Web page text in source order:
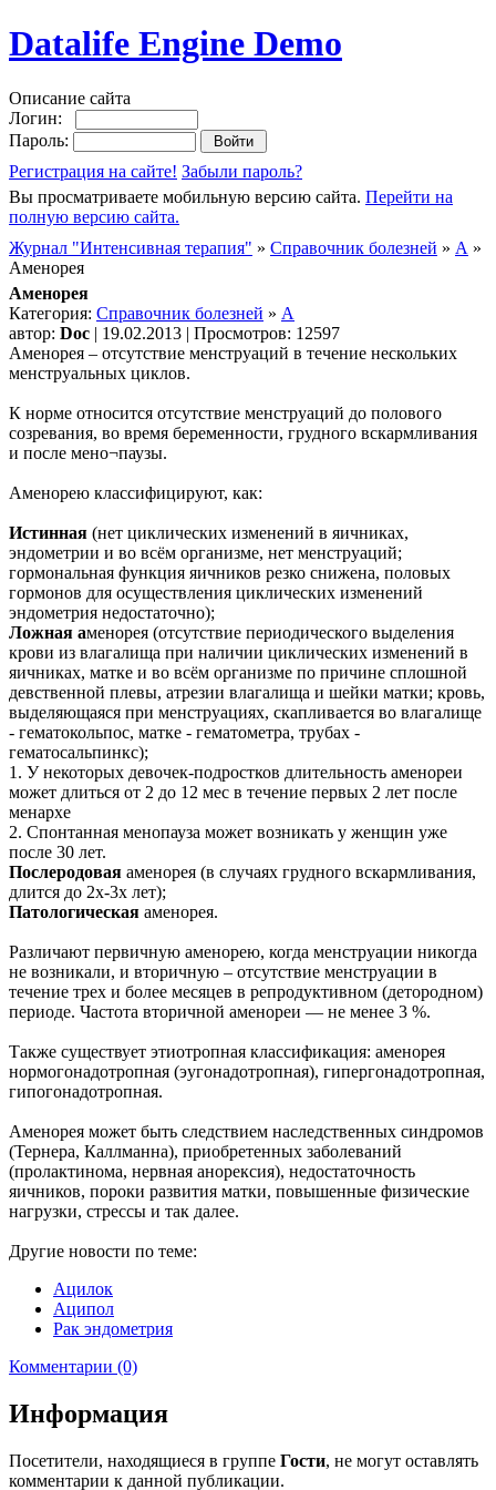
Datalife Engine Demo
Описание сайта
Логин:
Пароль:
Регистрация на сайте! Забыли пароль?
Вы просматриваете мобильную версию сайта. Перейти на
полную версию сайта.
Журнал "Интенсивная терапия" » Справочник болезней » А »
Аменорея
Аменорея
Категория: Справочник болезней » А
автор: Doc | 19.02.2013 | Просмотров: 12597
Аменорея – отсутствие менструаций в течение нескольких
менструальных циклов.
К норме относится отсутствие менструаций до полового
созревания, во время беременности, грудного вскармливания
и после мено¬паузы.
Аменорею классифицируют, как:
Истинная (нет циклических изменений в яичниках,
эндометрии и во всём организме, нет менструаций;
гормональная функция яичников резко снижена, половых
гормонов для осуществления циклических изменений
эндометрия недостаточно);
Ложная аменорея (отсутствие периодического выделения
крови из влагалища при наличии циклических изменений в
яичниках, матке и во всём организме по причине сплошной
девственной плевы, атрезии влагалища и шейки матки; кровь,
выделяющаяся при менструациях, скапливается во влагалище
- гематокольпос, матке - гематометра, трубах -
гематосальпинкс);
1. У некоторых девочек-подростков длительность аменореи
может длиться от 2 до 12 мес в течение первых 2 лет после
менархе
2. Спонтанная менопауза может возникать у женщин уже
после 30 лет.
Послеродовая аменорея (в случаях грудного вскармливания,
длится до 2х-3х лет);
Патологическая аменорея.
Различают первичную аменорею, когда менструации никогда
не возникали, и вторичную – отсутствие менструации в
течение трех и более месяцев в репродуктивном (детородном)
периоде. Частота вторичной аменореи — не менее 3 %.
Также существует этиотропная классификация: аменорея
нормогонадотропная (эугонадотропная), гипергонадотропная,
гипогонадотропная.
Аменорея может быть следствием наследственных синдромов
(Тернера, Каллманна), приобретенных заболеваний
(пролактинома, нервная анорексия), недостаточность
яичников, пороки развития матки, повышенные физические
нагрузки, стрессы и так далее.
Другие новости по теме:
Ацилок
Аципол
Рак эндометрия
Комментарии (0)
Информация
Посетители, находящиеся в группе Гости, не могут оставлять
комментарии к данной публикации.